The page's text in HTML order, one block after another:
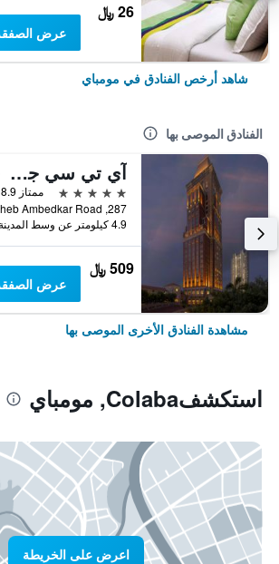
26 ﷼
عرض
شاهد أرخص الفنادق في مومباي
الفنادق الموصى بها
آي تي سي جراند سنترال، أحد فنادق لوكشري كولكشن، مومباي
5 نجوم
ممتاز 8.9
4.9 كيلومتر عن وسط المدينة
509 ﷼
عرض
مشاهدة الفنادق الأخرى الموصى بها
استكشفColaba, مومباي
اعرض على الخريطة